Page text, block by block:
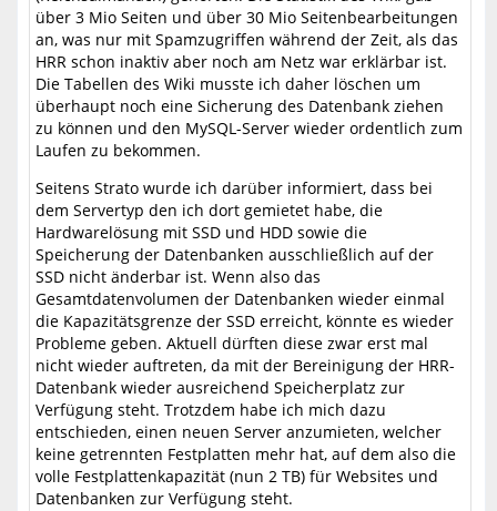
über 3 Mio Seiten und über 30 Mio Seitenbearbeitungen
an, was nur mit Spamzugriffen während der Zeit, als das
HRR schon inaktiv aber noch am Netz war erklärbar ist.
Die Tabellen des Wiki musste ich daher löschen um
überhaupt noch eine Sicherung des Datenbank ziehen
zu können und den MySQL-Server wieder ordentlich zum
Laufen zu bekommen.
Seitens Strato wurde ich darüber informiert, dass bei
dem Servertyp den ich dort gemietet habe, die
Hardwarelösung mit SSD und HDD sowie die
Speicherung der Datenbanken ausschließlich auf der
SSD nicht änderbar ist. Wenn also das
Gesamtdatenvolumen der Datenbanken wieder einmal
die Kapazitätsgrenze der SSD erreicht, könnte es wieder
Probleme geben. Aktuell dürften diese zwar erst mal
nicht wieder auftreten, da mit der Bereinigung der HRR-
Datenbank wieder ausreichend Speicherplatz zur
Verfügung steht. Trotzdem habe ich mich dazu
entschieden, einen neuen Server anzumieten, welcher
keine getrennten Festplatten mehr hat, auf dem also die
volle Festplattenkapazität (nun 2 TB) für Websites und
Datenbanken zur Verfügung steht.